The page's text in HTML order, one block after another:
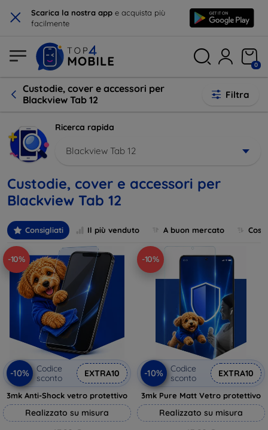
× Scarica la nostra app e acquista più
facilmente
0
Custodie, cover e accessori per
Blackview Tab 12
Filtra
Ricerca rapida
Blackview Tab 12
Custodie, cover e accessori per
Blackview Tab 12
Consigliati Il più venduto A buon mercato
-10%
-10%
Codice
sconto
EXTRA10
3mk Anti-Shock vetro protettivo
Realizzato su misura
-10%
-10%
Codice
sconto
EXTRA10
3mk Pure Matt Vetro protettivo
Realizzato su misura